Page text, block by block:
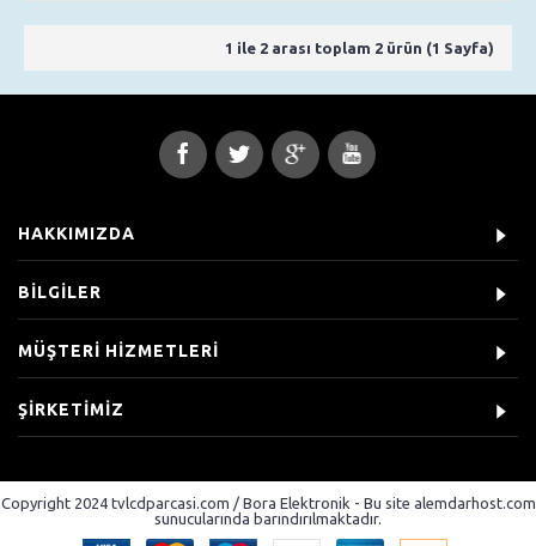
1 ile 2 arası toplam 2 ürün (1 Sayfa)
HAKKIMIZDA
BİLGİLER
MÜŞTERİ HİZMETLERİ
ŞİRKETİMİZ
Copyright 2024 tvlcdparcasi.com / Bora Elektronik - Bu site alemdarhost.com
sunucularında barındırılmaktadır.